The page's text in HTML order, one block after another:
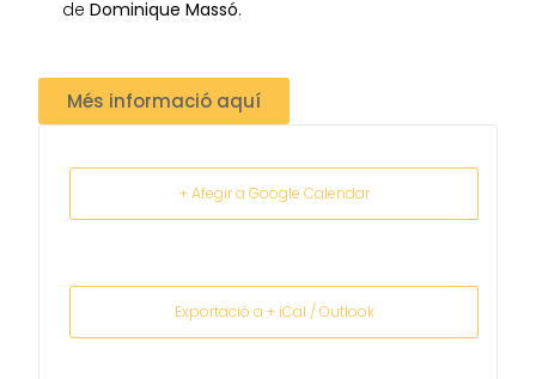
deDominique Massó.
Més informació aquí
+ Afegir a Google Calendar
Exportació a + iCal / Outlook